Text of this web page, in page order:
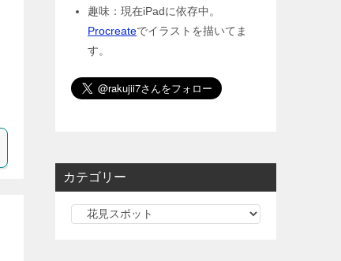
趣味：現在iPadに依存中。
Procreateでイラストを描いてま
す。
カテゴリー